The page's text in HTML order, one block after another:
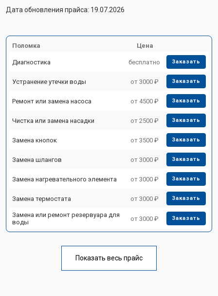
Дата обновления прайса: 19.07.2026
Поломка Цена
Диагностика бесплатно Заказать
Устранение утечки воды от 3000 ₽ Заказать
Ремонт или замена насоса от 4500 ₽ Заказать
Чистка или замена насадки от 2500 ₽ Заказать
Замена кнопок от 3500 ₽ Заказать
Замена шлангов от 3000 ₽ Заказать
Замена нагревательного элемента от 3000 ₽ Заказать
Замена термостата от 3000 ₽ Заказать
Замена или ремонт резервуара для
воды
от 3000 ₽ Заказать
Показать весь прайс